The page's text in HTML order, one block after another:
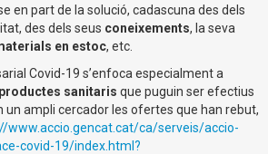
en part de la solució, cadascuna des dels
des dels seus coneixements, la seva
en estoc, etc.
Covid-19 s’enfoca especialment a
productes sanitaris que puguin ser efectius
un ampli cercador les ofertes que han rebut,
www.accio.gencat.cat/ca/serveis/accio-
covid-19/index.html?